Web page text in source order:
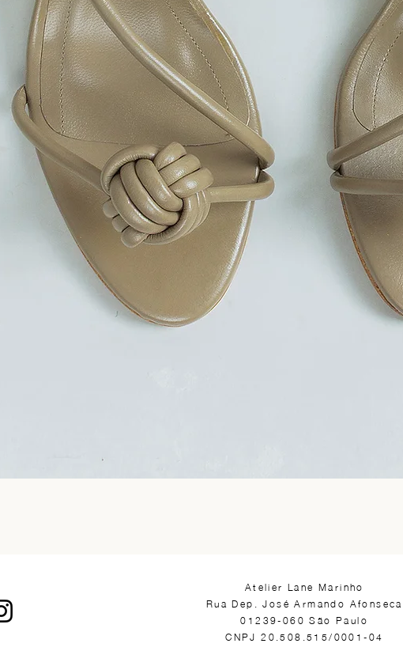
​Atelier Lane Marinho
Rua Dep. José Armando Afonseca
01239-060 São Paulo
CNPJ 20.508.515/0001-04